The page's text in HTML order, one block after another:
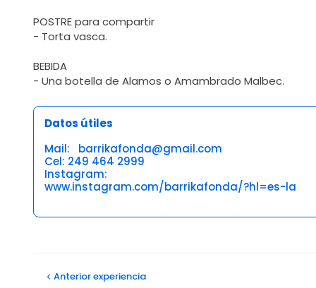
POSTRE para compartir
- Torta vasca.
BEBIDA
- Una botella de Alamos o Amambrado Malbec.
Datos útiles
Mail: barrikafonda@gmail.com
Cel: 249 464 2999
Instagram:
www.instagram.com/barrikafonda/?hl=es-la
Anteriorexperiencia